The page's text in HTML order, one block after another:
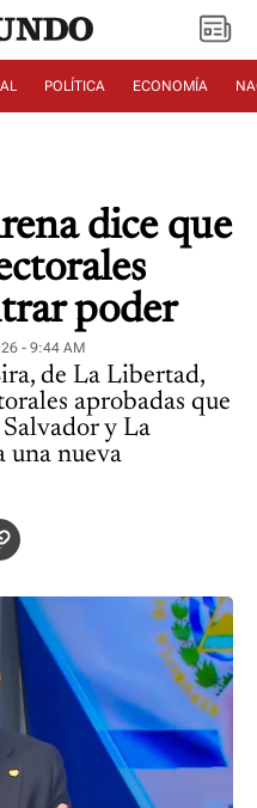
POLÍTICA ECONOMÍA
dice que
poder
- 9:44 AM
de La Libertad,
aprobadas que
Salvador y La
una nueva